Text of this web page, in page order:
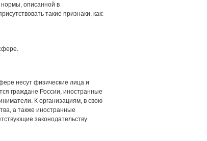
нормы, описанной в
такие признаки, как:
несут физические лица и
граждане России, иностранные
К организациям, в свою
а также иностранные
законодательству